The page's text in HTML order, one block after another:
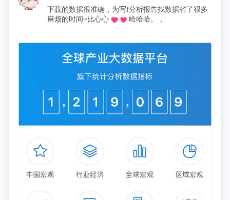
逻辑，在硅谷之火带来的数字化的红利上，通过产品
创新，海量服务用户。而他们的视野里，自有的技术
创新是一个自然而然的业务需求，已经融入业务发展
之中，不再上个世纪 90 年代企业们未来的愿景了。
比如美团这样的企业，抓住了在移动互联网时代，对
本地生活服务产品重新定义的机遇，成为了国民平
台。这个过程中为了满足服务需求和提升效率，在骑
有优势的底层技术能力。并且为了进一步满足运营需
求，还在加大对于无人配送机器人等前沿领域的技术
研发投入，这是比较典型的「工贸技」路线。
下载的数据很准确，为写f分析报告找数据省了很多
麻烦的时间~比心心
哈哈哈。，